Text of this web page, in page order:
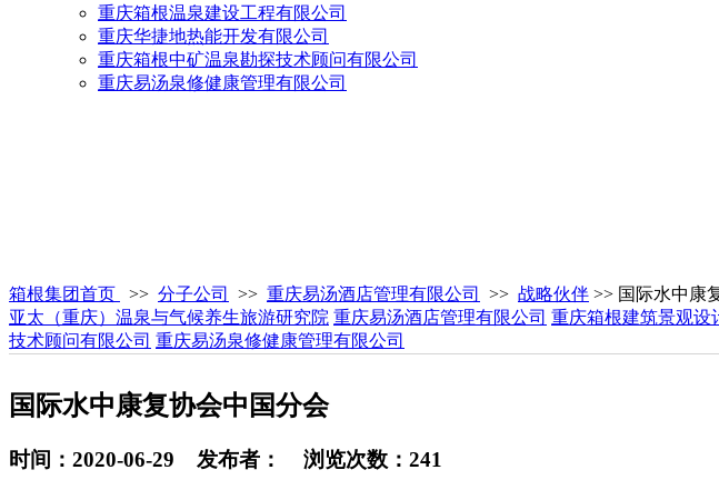
重庆箱根温泉建设工程有限公司
重庆华捷地热能开发有限公司
重庆箱根中矿温泉勘探技术顾问有限公司
重庆易汤泉修健康管理有限公司
箱根集团首页 >> 分子公司 >> 重庆易汤酒店管理有限公司 >> 战略伙伴 >> 国际水中康
亚太（重庆）温泉与气候养生旅游研究院 重庆易汤酒店管理有限公司 重庆箱根建筑景观设
技术顾问有限公司 重庆易汤泉修健康管理有限公司
国际水中康复协会中国分会
时间：2020-06-29 发布者： 浏览次数：241